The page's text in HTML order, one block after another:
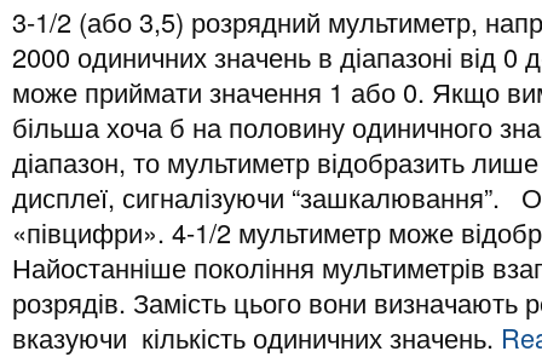
3-1/2 (або 3,5) розрядний мультиметр,
2000 одиничних значень в діапазоні від
може приймати значення 1 або 0. Якщо
більша хоча б на половину одиничного
діапазон, то мультиметр відобразить
дисплеї, сигналізуючи “зашкалювання”.
«півцифри». 4-1/2 мультиметр може
Найостанніше покоління мультиметрів
розрядів. Замість цього вони визначають
вказуючи кількість одиничних значень.